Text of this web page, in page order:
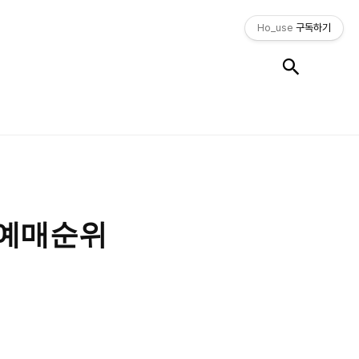
매순위
Ho_use 구독하기